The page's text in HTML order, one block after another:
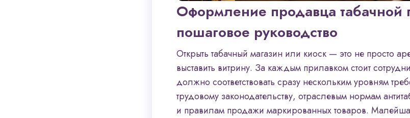
Оформление продавца табачной
пошаговое руководство
Открыть табачный магазин или киоск — это не просто
выставить витрину. За каждым прилавком стоит
должно соответствовать сразу нескольким уровням
трудовому законодательству, отраслевым нормам
и правилам продажи маркированных товаров.